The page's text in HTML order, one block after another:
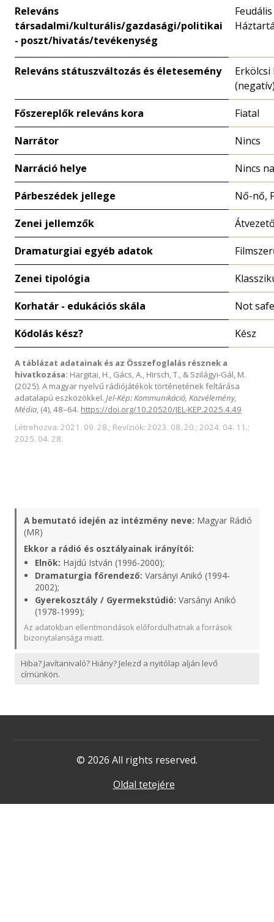
Releváns
társadalmi/kulturális/gazdasági/politikai
- poszt/hivatás/tevékenység
Releváns státuszváltozás és életesemény
Erkölcsi
Főszereplők releváns kora Fiatal
Narrátor Nincs
Narráció helye Nincs
Párbeszédek jellege Nő-nő,
Zenei jellemzők
Dramaturgiai egyéb adatok
Zenei tipológia
Korhatár - edukációs skála Not
Kódolás kész? Kész
A táblázat adatainak és az Összefoglalás résznek a
hivatkozása: Hargitai, H., Gács, A., Hirsch, T., & Szilágyi-Gál, M.
(2025). A magyar nyelvű rádiójátékok történetének feltárása
adatalapú eszközökkel. Jel-Kép: Kommunikáció, Közvélemény,
Média, (4), 48–64. https://doi.org/10.20520/JEL-KEP.2025.4.49
Létrehozva: 2021. 09. 28.; Revíziók: 2023. 08. 20.; 2024. 04. 11.;
2025. 04. 28.
A bemutató idején az intézmény neve: Magyar Rádió
(MR)
Ekkor a rádió és osztályainak irányítói:
Elnök: Hajdú István (1996-2000);
Dramaturgia főrendező: Varsányi Anikó (1994-
2002);
Gyerekosztály / Gyermekstúdió: Varsányi Anikó
(1978-1999);
Az adatokban ellentmondások előfordulhatnak a források
bizonytalansága miatt.
Hiba? Javítanivaló? Hiány? Jelezd a nyitólap alján levő
címünkön.
© 2026 All rights reserved.
Oldal tetejére